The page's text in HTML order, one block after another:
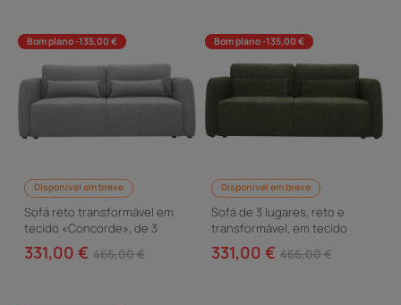
Bom plano -135,00 €
Disponível em breve
Sofá reto transformável em
tecido «Concorde», de 3
lugares - Cinzento
331,00 € 466,00 €
Bom plano -135,00 €
Disponível em breve
Sofá de 3 lugares, reto e
transformável, em tecido
«Concorde» - Verde
331,00 € 466,00 €